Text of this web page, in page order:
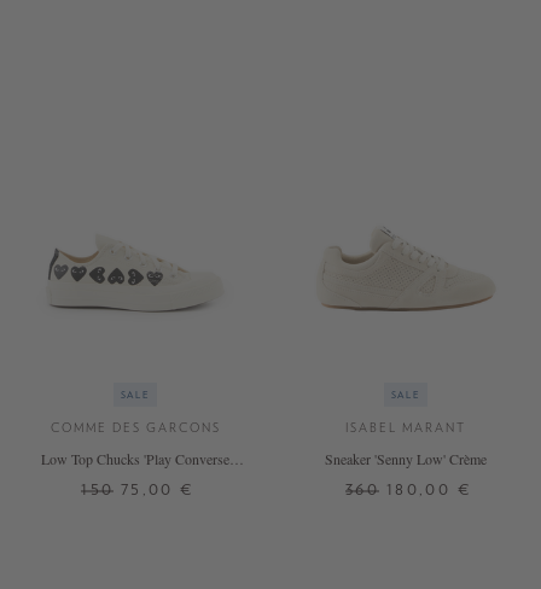
SALE
COMME DES GARCONS
Low Top Chucks 'Play Converse
150 75,00 €
SALE
ISABEL MARANT
Sneaker 'Senny Low' Crème
360 180,00 €